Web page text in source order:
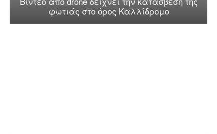
φωτιάς στο όρος Καλλίδρομο